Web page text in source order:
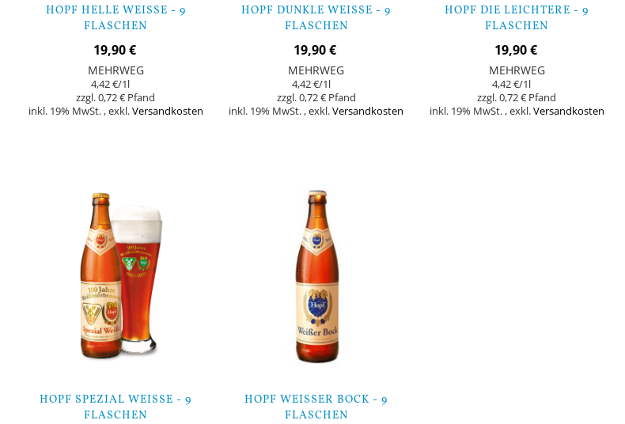
HOPF HELLE WEISSE - 9 F
LASCHEN
19,90 €
MEHRWEG
4,42 €/1l
0,72 €
inkl. 19% MwSt. ,exkl.Versandkosten
HOPF DUNKLE WEISSE - 9 F
LASCHEN
19,90 €
MEHRWEG
4,42 €/1l
0,72 €
inkl. 19% MwSt. ,exkl.Versandkosten
HOPF DIE LEICHTERE - 9
FLASCHEN
19,90 €
MEHRWEG
4,42 €/1l
0,72 €
inkl. 19% MwSt. ,exkl.Versandkosten
HOPF SPEZIAL WEISSE - 9 F
LASCHEN
HOPF WEISSER BOCK - 9 F
LASCHEN